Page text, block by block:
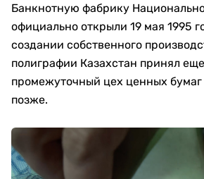
Банкнотную фабрику
официально открыли 19 мая 1995
создании собственного
полиграфии Казахстан принял еще
промежуточный цех ценных бумаг
позже.